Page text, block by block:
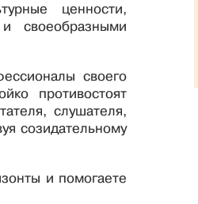
ценности,
своеобразными
своего
противостоят
слушателя,
созидательному
и помогаете